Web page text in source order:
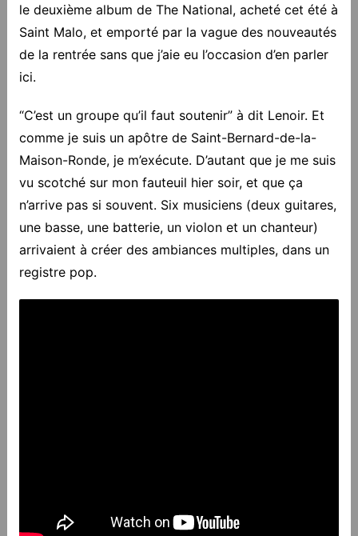
le deuxième album de The National, acheté cet été à
Saint Malo, et emporté par la vague des nouveautés
de la rentrée sans que j’aie eu l’occasion d’en parler
ici.
“C’est un groupe qu’il faut soutenir” à dit Lenoir. Et
comme je suis un apôtre de Saint-Bernard-de-la-
Maison-Ronde, je m’exécute. D’autant que je me suis
vu scotché sur mon fauteuil hier soir, et que ça
n’arrive pas si souvent. Six musiciens (deux guitares,
une basse, une batterie, un violon et un chanteur)
arrivaient à créer des ambiances multiples, dans un
registre pop.